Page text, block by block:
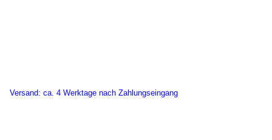
Versand: ca. 4 Werktage nach Zahlungseingang